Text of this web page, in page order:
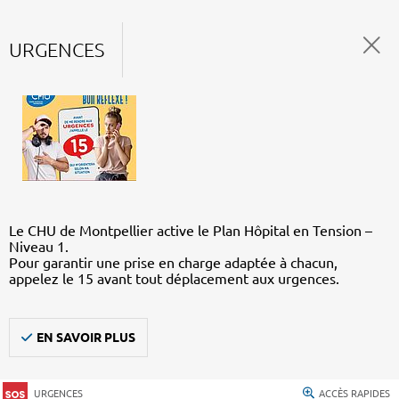
URGENCES
Le CHU de Montpellier active le Plan Hôpital en Tension –
Niveau 1.
Pour garantir une prise en charge adaptée à chacun,
appelez le 15 avant tout déplacement aux urgences.
EN SAVOIR PLUS
URGENCES ACCÈS RAPIDES